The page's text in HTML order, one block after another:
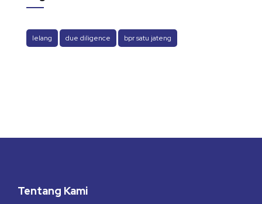
lelang due diligence bpr satu jateng
Tentang Kami